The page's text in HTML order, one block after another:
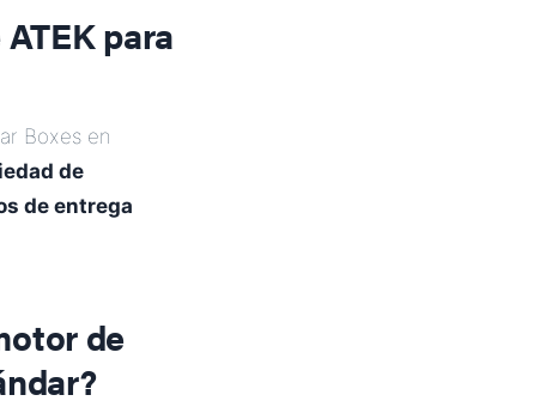
para
Boxes en
de
de entrega
de